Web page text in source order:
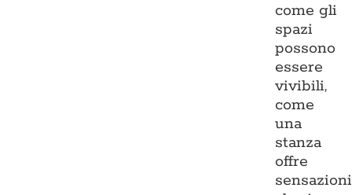
come gli
spazi
possono
essere
vivibili,
come
una
stanza
offre
sensazioni